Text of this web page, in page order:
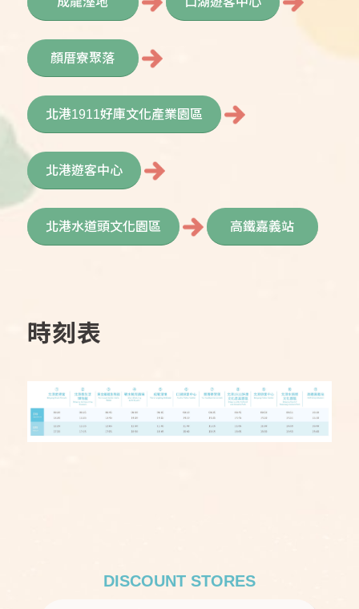
顏厝寮聚落
北港1911好庫文化產業園區
北港遊客中心
北港水道頭文化園區 高鐵嘉義站
時刻表
DISCOUNT STORES